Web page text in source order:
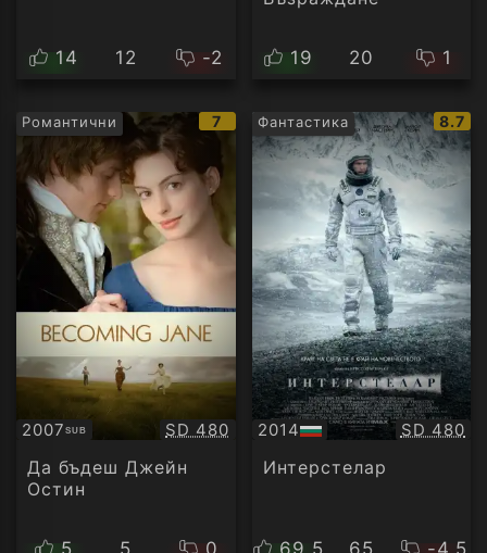
14 12 -2 19 20 1
Романтични
IMDb
рейтинг:
7
2007SUB
Субтитри Качество:
SD 480
Да бъдеш Джейн
Остин
5 5 0
Фантастика
IMDb
8.7
2014
БГ
аудио
SD 480
Интерстелар
69.5 65 -4.5